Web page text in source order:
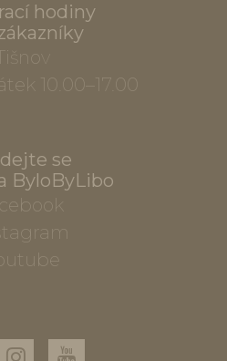
hodiny
Tišnov
10.00–17.00
se
ByloByLibo